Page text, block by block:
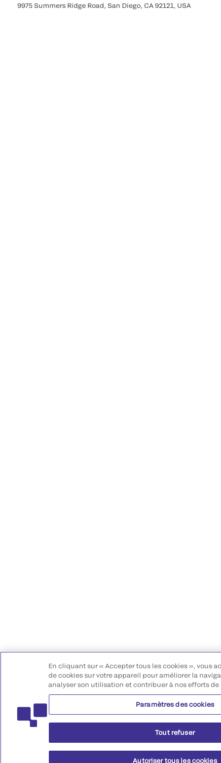
9975 Summers Ridge Road, San Diego, CA 92121, USA
En cliquant sur « Accepter tous les cookies », vous
de cookies sur votre appareil pour améliorer la
analyser son utilisation et contribuer à nos efforts
Paramètres des cookies
Tout refuser
Autoriser tous les cookies